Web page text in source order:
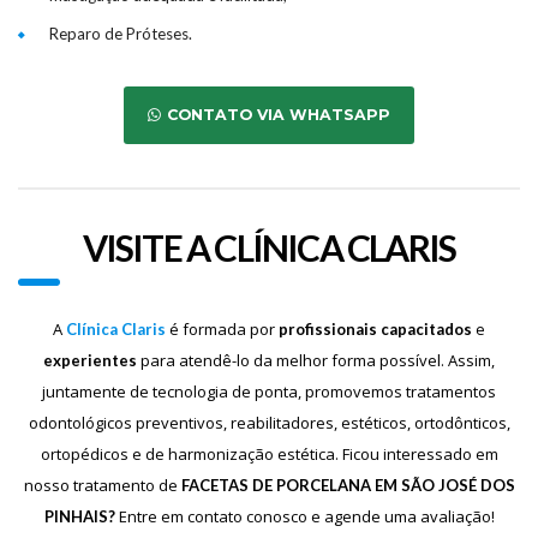
Reparo de Próteses.
CONTATO VIA WHATSAPP
VISITE A CLÍNICA CLARIS
A Clínica Claris é formada por profissionais capacitados e
experientes para atendê-lo da melhor forma possível. Assim,
juntamente de tecnologia de ponta, promovemos tratamentos
odontológicos preventivos, reabilitadores, estéticos, ortodônticos,
ortopédicos e de harmonização estética. Ficou interessado em
nosso tratamento de FACETAS DE PORCELANA EM SÃO JOSÉ DOS
PINHAIS?Entre em contato conosco e agende uma avaliação!